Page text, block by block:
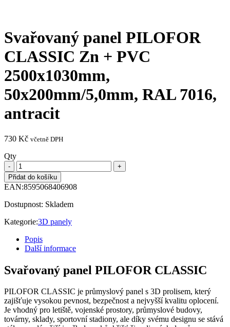
Svařovaný panel PILOFOR
CLASSIC Zn + PVC
2500x1030mm,
50x200mm/5,0mm, RAL 7016,
antracit
730 Kč včetně DPH
Qty
Přidat do košíku
EAN:8595068406908
Dostupnost: Skladem
Kategorie:3D panely
Popis
Další informace
Svařovaný panel PILOFOR CLASSIC
PILOFOR CLASSIC je průmyslový panel s 3D prolisem, který
zajišťuje vysokou pevnost, bezpečnost a nejvyšší kvalitu oplocení.
Je vhodný pro letiště, vojenské prostory, průmyslové budovy,
továrny, sklady, sportovní stadiony, ale díky svému designu se stává